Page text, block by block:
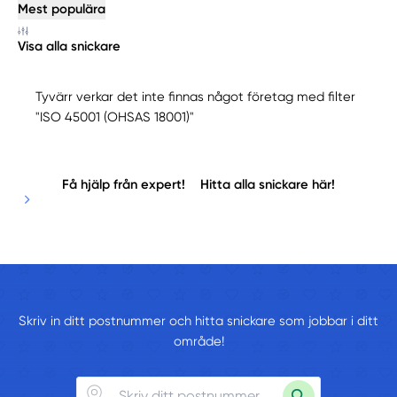
Mest populära
Visa alla snickare
Tyvärr verkar det inte finnas något företag med filter
"ISO 45001 (OHSAS 18001)"
Få hjälp från expert! Hitta alla snickare här!
Skriv in ditt postnummer och hitta snickare som jobbar i ditt
område!